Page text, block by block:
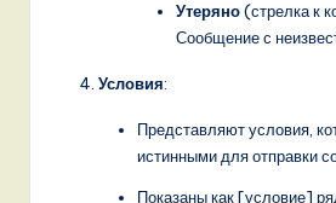
Утеряно(стрелка к
Сообщение с
Условия:
Представляют условия,
истинными для отправки
Показаны как [условие]